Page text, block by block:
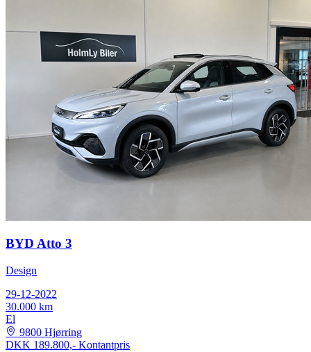
BYD Atto 3
Design
29-12-2022
30.000 km
El
9800 Hjørring
DKK 189.800,- Kontantpris